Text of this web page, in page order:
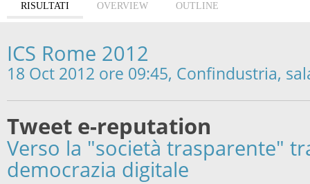
RISULTATI OVERVIEW OUTLINE
ICS Rome 2012
18 Oct 2012 ore 09:45, Confindustria,
Tweet e-reputation
Verso la "società trasparente"
democrazia digitale